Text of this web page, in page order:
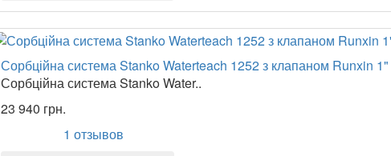
Сорбційна система Stanko Waterteach 1252 з клапаном Runxin
Сорбційна система Stanko Water..
23 940 грн.
1 отзывов